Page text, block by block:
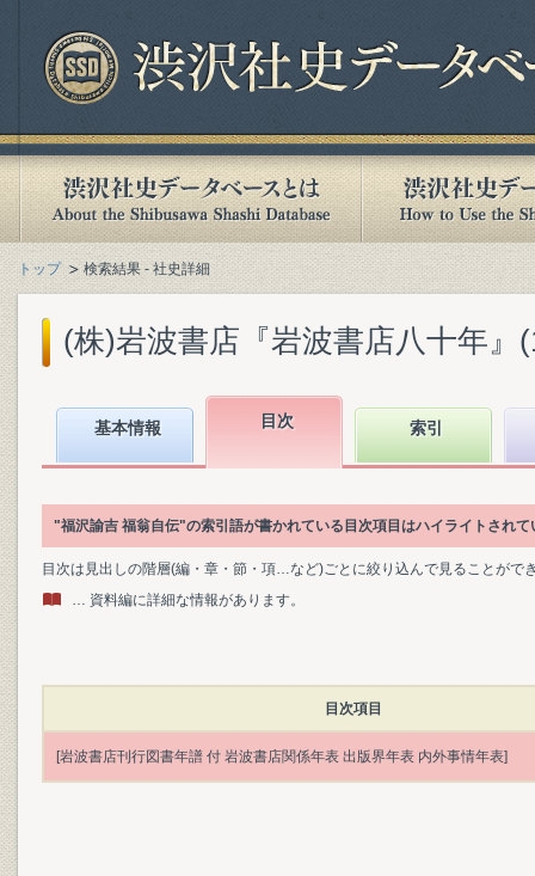
トップ 検索結果 - 社史詳細
(株)岩波書店『岩波書店八十年』
基本情報 目次 索引
"福沢諭吉 福翁自伝"の索引語が書かれている目次項目はハイライトされて
目次は見出しの階層(編・章・節・項…など)ごとに絞り込んで見ることがで
… 資料編に詳細な情報があります。
目次項目
[岩波書店刊行図書年譜 付 岩波書店関係年表 出版界年表 内外事情年表]